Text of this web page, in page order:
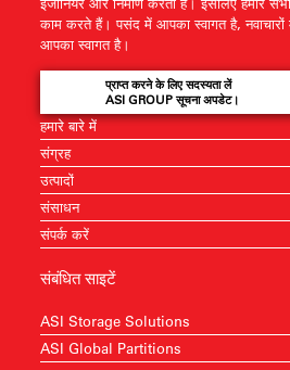
काम करते हैं। पसंद में आपका स्वागत है,
आपका स्वागत है।
प्राप्त करने के लिए सदस्यता लें
ASI GROUP सूचना अपडेट।
हमारे बारे में
संग्रह
उत्पादों
संसाधन
संपर्क करें
संबंधित साइटें
ASI Storage Solutions
ASI Global Partitions